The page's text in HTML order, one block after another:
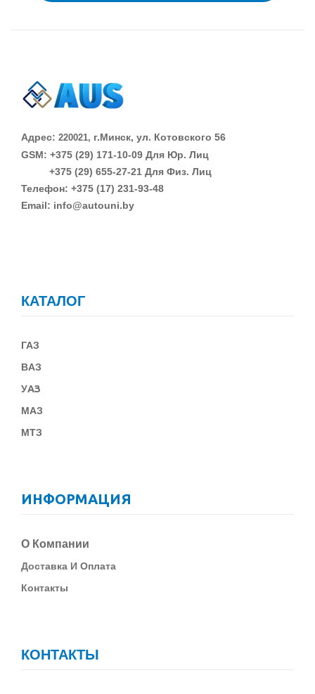
Адрес: 220021, г.Минск, ул. Котовского 56
GSM: +375 (29) 171-10-09 Для Юр. Лиц
+375 (29) 655-27-21 Для Физ. Лиц
Телефон: +375 (17) 231-93-48
Email: info@autouni.by
КАТАЛОГ
ГАЗ
ВАЗ
УАЗ
МАЗ
МТЗ
ИНФОРМАЦИЯ
О Компании
ДОставка И Оплата
Контакты
КОНТАКТЫ